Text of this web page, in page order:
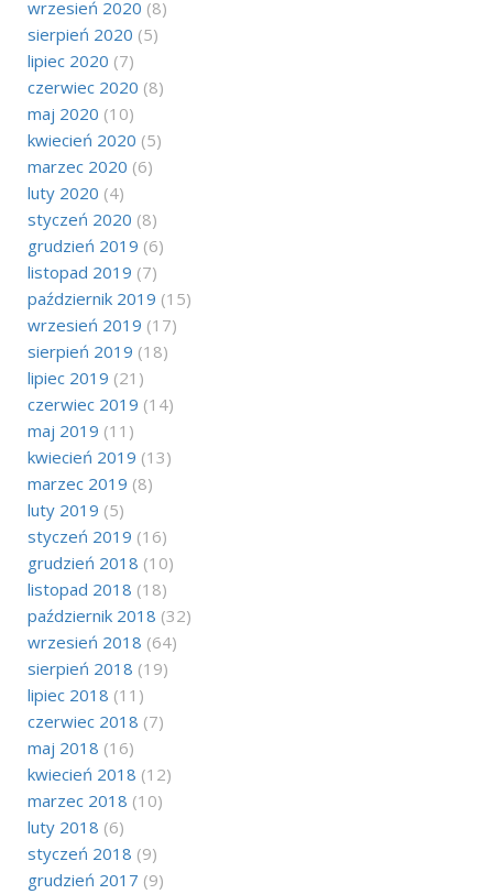
wrzesień 2020 (8)
sierpień 2020 (5)
lipiec 2020 (7)
czerwiec 2020 (8)
maj 2020 (10)
kwiecień 2020 (5)
marzec 2020 (6)
luty 2020 (4)
styczeń 2020 (8)
grudzień 2019 (6)
listopad 2019 (7)
październik 2019 (15)
wrzesień 2019 (17)
sierpień 2019 (18)
lipiec 2019 (21)
czerwiec 2019 (14)
maj 2019 (11)
kwiecień 2019 (13)
marzec 2019 (8)
luty 2019 (5)
styczeń 2019 (16)
grudzień 2018 (10)
listopad 2018 (18)
październik 2018 (32)
wrzesień 2018 (64)
sierpień 2018 (19)
lipiec 2018 (11)
czerwiec 2018 (7)
maj 2018 (16)
kwiecień 2018 (12)
marzec 2018 (10)
luty 2018 (6)
styczeń 2018 (9)
grudzień 2017 (9)